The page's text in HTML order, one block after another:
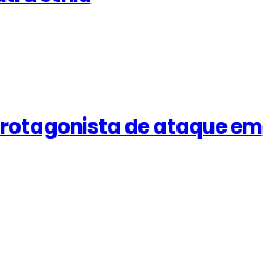
de ataque em